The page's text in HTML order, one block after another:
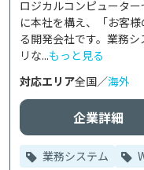
ロジカルコンピュータ
に本社を構え、「お客
る開発会社です。業務
リな...もっと見る
対応エリア全国／海外
企業詳細
業務システム